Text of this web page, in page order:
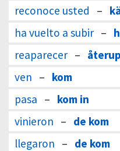
reconoce usted
–
ha vuelto a subir –
reaparecer –
ven – kom
pasa – kom in
vinieron – de kom
llegaron – de kom